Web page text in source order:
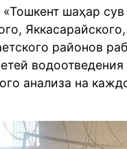
шаҳар сув
районов
анализа на